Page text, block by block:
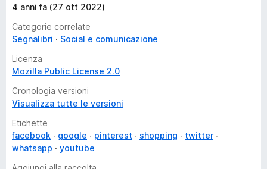
4 anni fa (27 ott 2022)
Categorie correlate
Segnalibri
Social e comunicazione
Licenza
Mozilla Public License 2.0
Cronologia versioni
Visualizza tutte le versioni
Etichette
facebook
google pinterest shopping
twitter
whatsapp
youtube